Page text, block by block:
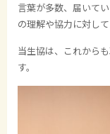
言葉が多数、届いて
の理解や協力に対し
当生協は、これから
す。